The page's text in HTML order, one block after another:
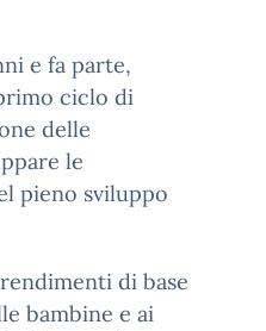
e fa parte,
ciclo di
delle
le
pieno sviluppo
di base
bambine e ai